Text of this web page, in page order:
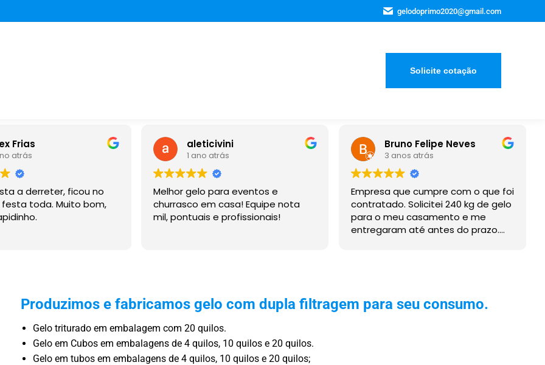
gelodoprimo2020@gmail.com
Solicite cotação
Frias
atrás
a derreter, ficou no
toda. Muito bom,
aleticivini
1 ano atrás
Melhor gelo para eventos e
churrasco em casa! Equipe nota
mil, pontuais e profissionais!
Bruno Felipe Neves
3 anos atrás
Empresa que cumpre com o que foi
contratado. Solicitei 240 kg de gelo
para o meu casamento e me
entregaram até antes do prazo.
Produzimos e fabricamos gelo com dupla filtragem para seu consumo.
Gelo triturado em embalagem com 20 quilos.
Gelo em Cubos em embalagens de 4 quilos, 10 quilos e 20 quilos.
Gelo em tubos em embalagens de 4 quilos, 10 quilos e 20 quilos;